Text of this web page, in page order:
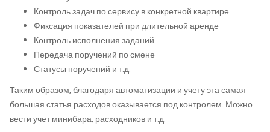
Контроль задач по сервису в конкретной квартире
Фиксация показателей при длительной аренде
Контроль исполнения заданий
Передача поручений по смене
Статусы поручений и т.д.
Таким образом, благодаря автоматизации и учету эта самая
большая статья расходов оказывается под контролем. Можно
вести учет минибара, расходников и т.д.